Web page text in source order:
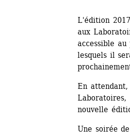
L'édition
aux
accessible
lesquels il
En
Laboratoires,
nouvelle
Une soirée